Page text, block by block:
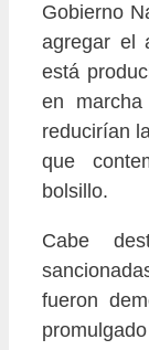
Gobierno
agregar el
está
en
reducirían
que
bolsillo.
Cabe
fueron